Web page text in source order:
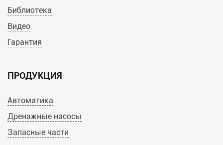
Библиотека
Видео
Гарантия
ПРОДУКЦИЯ
Автоматика
Дренажные насосы
Запасные части